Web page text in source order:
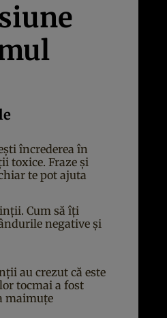
încrederea în
toxice. Fraze și
te pot ajuta
Cum să îți
negative și
au crezut că este
tocmai a fost
maimuțe